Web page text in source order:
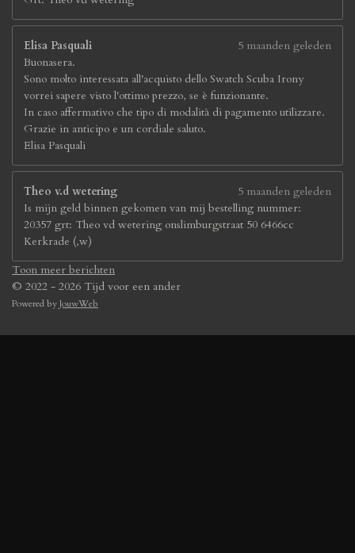
Elisa Pasquali
5 maanden geleden
Buonasera.
Sono molto interessata all'acquisto dello Swatch Scuba Irony
vorrei sapere visto l'ottimo prezzo, se è funzionante.
In caso affermativo che tipo di modalità di pagamento utilizzare.
Grazie in anticipo e un cordiale saluto.
Elisa Pasquali
Theo v.d wetering
5 maanden geleden
Is mijn geld binnen gekomen van mij bestelling nummer:
20357 grt: Theo vd wetering onslimburgstraat 50 6466cc
Kerkrade (,w)
Toon meer berichten
© 2022 - 2026 Tijd voor een ander
Powered byJouwWeb